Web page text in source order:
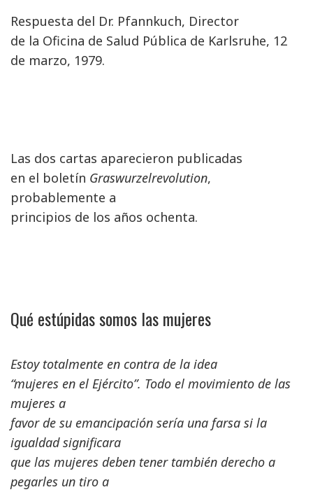
Respuesta del Dr. Pfannkuch, Director
de la Oficina de Salud Pública de Karlsruhe, 12
de marzo, 1979.
Las dos cartas aparecieron publicadas
en el boletín Graswurzelrevolution,
probablemente a
principios de los años ochenta.
Qué estúpidas somos las mujeres
Estoy totalmente en contra de la idea
“mujeres en el Ejército”. Todo el movimiento de las
mujeres a
favor de su emancipación sería una farsa si la
igualdad significara
que las mujeres deben tener también derecho a
pegarles un tiro a